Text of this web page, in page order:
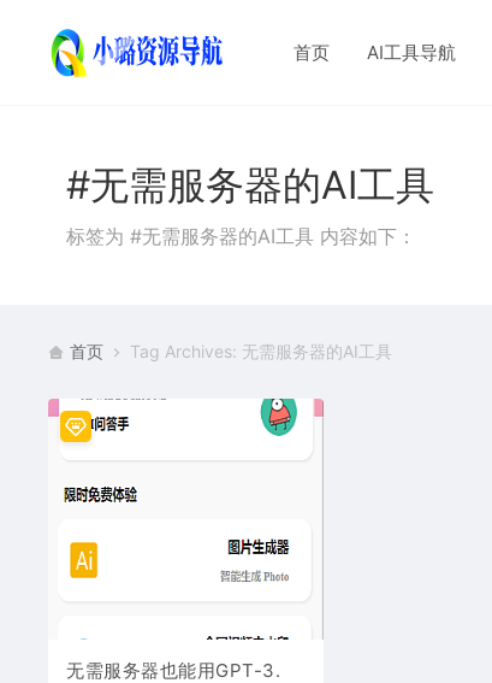
首页 AI工具导航
#无需服务器的AI工具
标签为 #无需服务器的AI工具 内容如下：
首页 Tag Archives: 无需服务器的AI工具
无需服务器也能用GPT-3.